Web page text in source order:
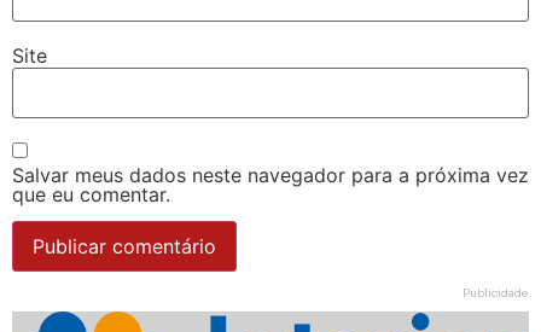
Site
Salvar meus dados neste navegador para a próxima vez
que eu comentar.
Publicidade